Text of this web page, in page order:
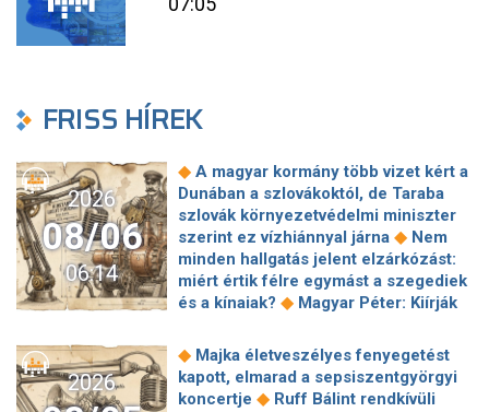
FRISS HÍREK
2026
08/06
06:14
◆ A magyar kormány több vizet kért a
Dunában a szlovákoktól, de Taraba
szlovák környezetvédelmi miniszter
szerint ez vízhiánnyal járna ◆ Nem
minden hallgatás jelent elzárkózást:
miért értik félre egymást a szegediek
és a kínaiak? ◆ Magyar Péter: Kiírják
projektekben magyar állami
tulajdonrészt fognak előírni ◆Orbán
Gáspár hatszor repült honvédségi
2026
◆ Majka életveszélyes fenyegetést
kapott, elmarad a sepsiszentgyörgyi
koncertje ◆ Ruff Bálint rendkívüli